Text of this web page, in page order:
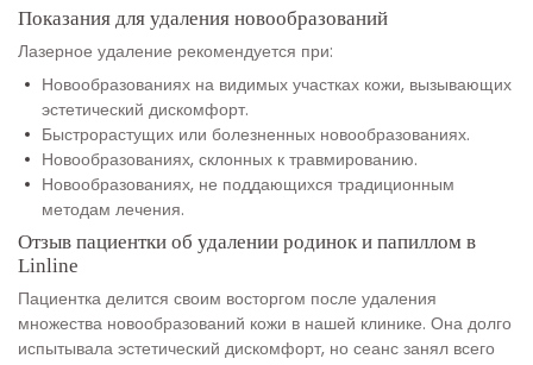
Показания для удаления новообразований
Лазерное удаление рекомендуется при:
Новообразованиях на видимых участках кожи, вызывающих
эстетический дискомфорт.
Быстрорастущих или болезненных новообразованиях.
Новообразованиях, склонных к травмированию.
Новообразованиях, не поддающихся традиционным
методам лечения.
Отзыв пациентки об удалении родинок и папиллом в
Linline
Пациентка делится своим восторгом после удаления
множества новообразований кожи в нашей клинике. Она долго
испытывала эстетический дискомфорт, но сеанс занял всего